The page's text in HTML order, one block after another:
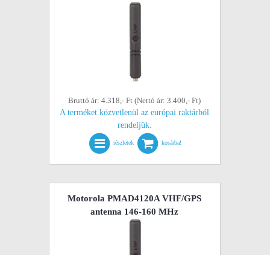
Bruttó ár: 4.318,- Ft (Nettó ár: 3.400,- Ft)
A terméket közvetlenül az európai raktárból
rendeljük.
részletek kosárba!
Motorola PMAD4120A VHF/GPS
antenna 146-160 MHz